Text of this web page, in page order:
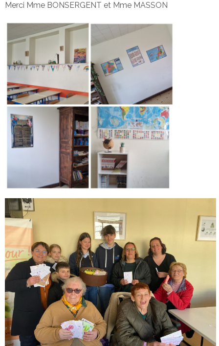
Merci Mme BONSERGENT et Mme MASSON